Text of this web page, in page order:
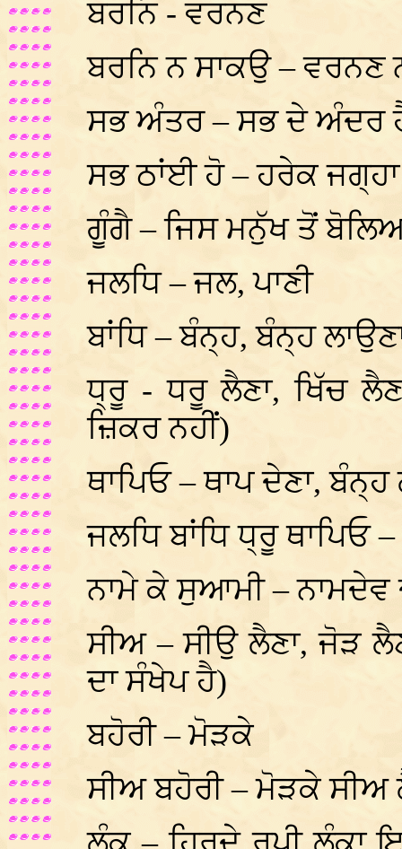
ਬਰਨਿ - ਵਰਨਣ
ਬਰਨਿ ਨ ਸਾਕਉ – ਵਰਨਣ
ਸਭ ਅੰਤਰ – ਸਭ ਦੇ ਅੰਦਰ
ਸਭ ਠਾਂਈ ਹੋ – ਹਰੇਕ
ਗੂੰਗੈ – ਜਿਸ ਮਨੁੱਖ ਤੋਂ
ਜਲਧਿ – ਜਲ, ਪਾਣੀ
ਬਾਂਧਿ – ਬੰਨ੍ਹ, ਬੰਨ੍ਹ
ਧ੍ਰੂ - ਧਰੂ ਲੈਣਾ, ਖਿੱਚ
ਜ਼ਿਕਰ ਨਹੀਂ)
ਥਾਪਿਓ – ਥਾਪ ਦੇਣਾ, ਬੰਨ੍ਹ
ਜਲਧਿ ਬਾਂਧਿ ਧ੍ਰੂ ਥਾਪਿਓ
ਨਾਮੇ ਕੇ ਸੁਆਮੀ – ਨਾਮਦੇਵ
ਸੀਅ – ਸੀਉ ਲੈਣਾ, ਜੋੜ
ਦਾ ਸੰਖੇਪ ਹੈ)
ਬਹੋਰੀ – ਮੋੜਕੇ
ਸੀਅ ਬਹੋਰੀ – ਮੋੜਕੇ ਸੀਅ